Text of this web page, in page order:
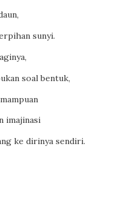
sunyi.
soal bentuk,
imajinasi
ke dirinya sendiri.